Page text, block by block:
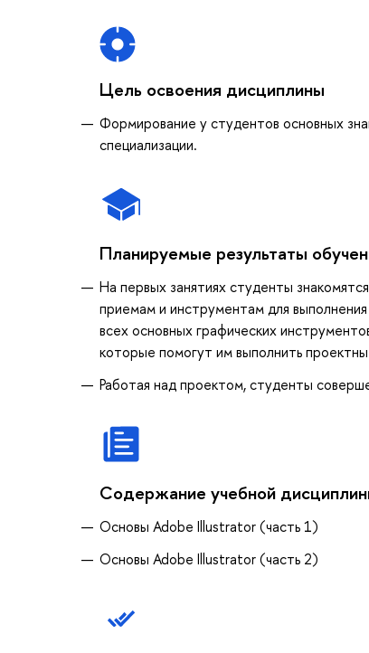
Цель освоения дисциплины
Формирование у студентов основных
специализации.
Планируемые результаты
На первых занятиях студенты
приемам и инструментам для
всех основных графических
которые помогут им выполнить
Работая над проектом, студенты
Содержание учебной
Основы Adobe Illustrator (часть 1)
Основы Adobe Illustrator (часть 2)